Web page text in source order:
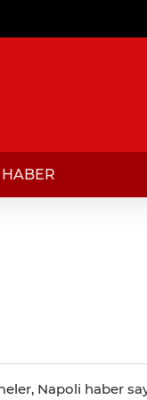
Napoli haber